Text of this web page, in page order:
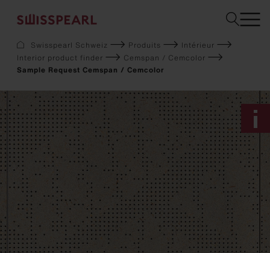
Service
Entreprise
Inspiration
Demandez un échantillon
Durabilité
Façade
Toiture
Solaire
Aménagement intérieur
Jardin
Téléchargements
Swisspearl Schweiz Produits
Intérieur
Interior product finder
Cemspan / Cemcolor
Sample Request Cemspan / Cemcolor